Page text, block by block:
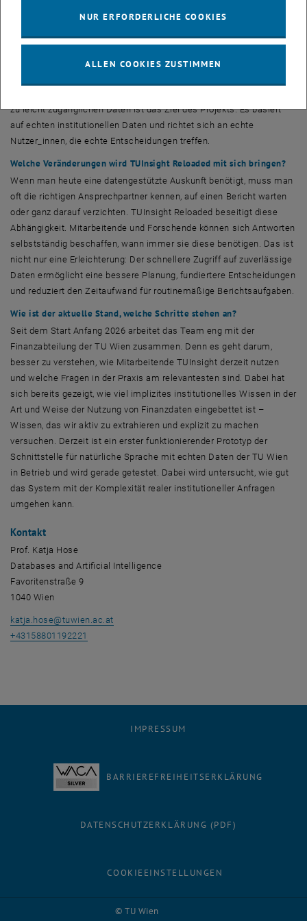
Es geht nicht darum, einen völlig neuen Weg für den Zugriff auf
diejenigen wirklich nutzbar zu machen, die sie schon immer
gebraucht haben, aber bisher nicht über die Mittel verfügten, um
zu leicht zugänglichen Daten ist das Ziel des Projekts. Es basiert
auf echten institutionellen Daten und richtet sich an echte
Nutzer_innen, die echte Entscheidungen treffen.
Welche Veränderungen wird TUInsight Reloaded mit sich bringen?
Wenn man heute eine datengestützte Auskunft benötigt, muss man
oft die richtigen Ansprechpartner kennen, auf einen Bericht warten
oder ganz darauf verzichten. TUInsight Reloaded beseitigt diese
Abhängigkeit. Mitarbeitende und Forschende können sich Antworten
selbstständig beschaffen, wann immer sie diese benötigen. Das ist
nicht nur eine Erleichterung: Der schnellere Zugriff auf zuverlässige
Daten ermöglicht eine bessere Planung, fundiertere Entscheidungen
und reduziert den Zeitaufwand für routinemäßige Berichtsaufgaben.
Wie ist der aktuelle Stand, welche Schritte stehen an?
Seit dem Start Anfang 2026 arbeitet dasTeam eng mit der
Finanzabteilung der TU Wien zusammen. Denn es geht darum,
besser zu verstehen, wie Mitarbeitende TUInsight derzeit nutzen
und welche Fragen in der Praxis am relevantesten sind. Dabei hat
sich bereits gezeigt, wie viel implizites institutionelles Wissen in der
Art und Weise der Nutzung von Finanzdaten eingebettet ist –
Wissen, das wir aktiv zu extrahieren und explizit zu machen
versuchen. Derzeit ist ein erster funktionierender Prototyp der
Schnittstelle für natürliche Sprache mit echten Daten der TU Wien
in Betrieb und wird gerade getestet. Dabei wird untersucht, wie gut
das System mit der Komplexität realer institutioneller Anfragen
umgehen kann.
Kontakt
Prof. Katja Hose
Databases and Artificial Intelligence
Favoritenstraße 9
1040 Wien
katja.hose@tuwien.ac.at
+43158801192221
© TU Wien
IMPRESSUM
BARRIEREFREIHEITSERKLÄRUNG
DATENSCHUTZERKLÄRUNG (PDF)
COOKIEEINSTELLUNGEN
NUR ERFORDERLICHE COOKIES
ALLEN COOKIES ZUSTIMMEN